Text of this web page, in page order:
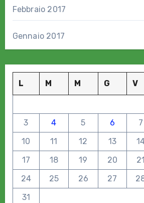
Febbraio 2017
Gennaio 2017
L M M G V
3
4 5 6 7
10
11 12 13
17
18 19 20 21
24
25 26 27
31